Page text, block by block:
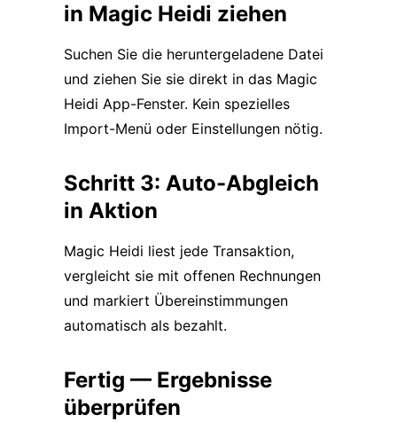
in Magic Heidi ziehen
Suchen Sie die heruntergeladene Datei
und ziehen Sie sie direkt in das Magic
Heidi App-Fenster. Kein spezielles
Import-Menü oder Einstellungen nötig.
Schritt 3: Auto-Abgleich
in Aktion
Magic Heidi liest jede Transaktion,
vergleicht sie mit offenen Rechnungen
und markiert Übereinstimmungen
automatisch als bezahlt.
Fertig — Ergebnisse
überprüfen